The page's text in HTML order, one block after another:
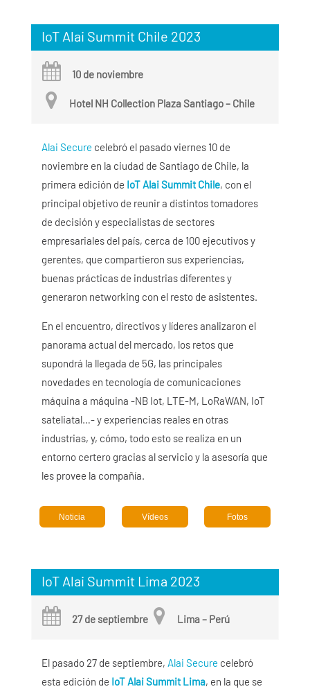
IoT Alai Summit Chile 2023
10 de noviembre
Hotel NH Collection Plaza Santiago – Chile
Alai Secure celebró el pasado viernes 10 de
noviembre en la ciudad de Santiago de Chile, la
primera edición de IoT Alai Summit Chile, con el
principal objetivo de reunir a distintos tomadores
de decisión y especialistas de sectores
empresariales del país, cerca de 100 ejecutivos y
gerentes, que compartieron sus experiencias,
buenas prácticas de industrias diferentes y
generaron networking con el resto de asistentes.
En el encuentro, directivos y líderes analizaron el
panorama actual del mercado, los retos que
supondrá la llegada de 5G, las principales
novedades en tecnología de comunicaciones
máquina a máquina -NB Iot, LTE-M, LoRaWAN, IoT
sateliatal…- y experiencias reales en otras
industrias, y, cómo, todo esto se realiza en un
entorno certero gracias al servicio y la asesoría que
les provee la compañía.
Noticia Vídeos Fotos
IoT Alai Summit Lima 2023
27 de septiembre Lima – Perú
El pasado 27 de septiembre, Alai Secure celebró
esta edición de IoT Alai Summit Lima, en la que se